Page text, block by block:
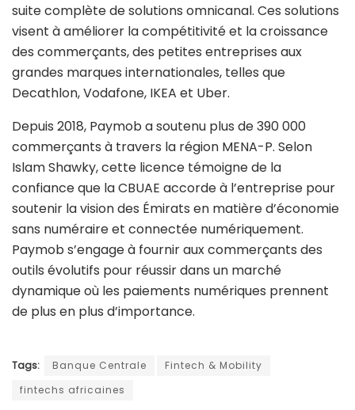
suite complète de solutions omnicanal. Ces solutions
visent à améliorer la compétitivité et la croissance
des commerçants, des petites entreprises aux
grandes marques internationales, telles que
Decathlon, Vodafone, IKEA et Uber.
Depuis 2018, Paymob a soutenu plus de 390 000
commerçants à travers la région MENA-P. Selon
Islam Shawky, cette licence témoigne de la
confiance que la CBUAE accorde à l’entreprise pour
soutenir la vision des Émirats en matière d’économie
sans numéraire et connectée numériquement.
Paymob s’engage à fournir aux commerçants des
outils évolutifs pour réussir dans un marché
dynamique où les paiements numériques prennent
de plus en plus d’importance.
Tags: Banque Centrale
Fintech & Mobility
fintechs africaines